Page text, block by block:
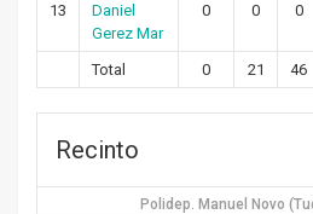
13
Daniel
Gerez Mar
0 0 0
Total 0 21 46
Recinto
Polidep. Manuel Novo